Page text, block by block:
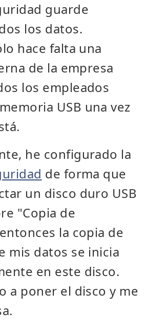
guarde
los datos.
hace falta una
de la empresa
los empleados
USB una vez
he configurado la
de forma que
un disco duro USB
"Copia de
la copia de
mis datos se inicia
en este disco.
a poner el disco y me